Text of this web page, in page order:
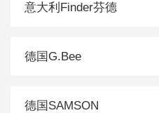
意大利Finder芬德
德国G.Bee
德国SAMSON